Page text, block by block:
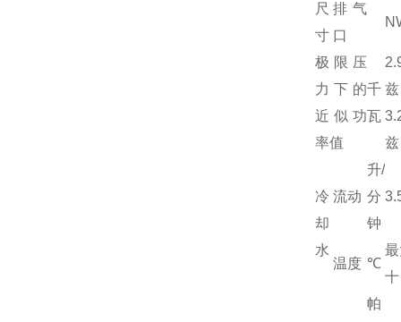
尺
寸
排气
口
极限压
力下的
近似功
率值
千
瓦
冷
却
水
流动
升/
分
钟
温度 ℃
十
帕